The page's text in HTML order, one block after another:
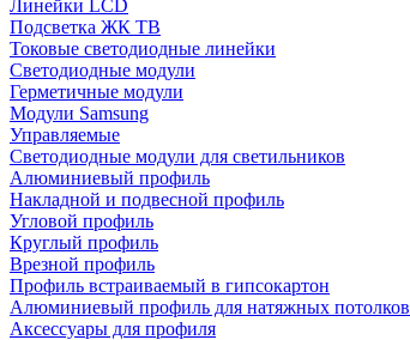
Линейки LCD
Подсветка ЖК ТВ
Токовые светодиодные линейки
Светодиодные модули
Герметичные модули
Модули Samsung
Управляемые
Светодиодные модули для светильников
Алюминиевый профиль
Накладной и подвесной профиль
Угловой профиль
Круглый профиль
Врезной профиль
Профиль встраиваемый в гипсокартон
Алюминиевый профиль для натяжных потолков
Аксессуары для профиля